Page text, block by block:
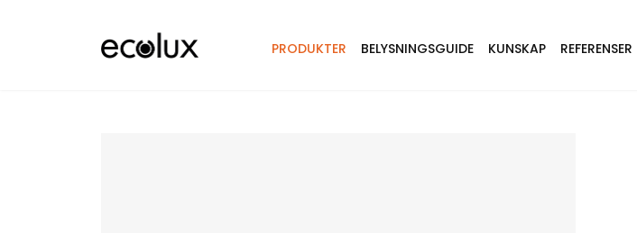
PRODUKTER BELYSNINGSGUIDE KUNSKAP REFERENSER